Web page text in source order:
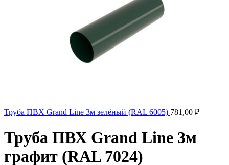
Труба ПВХ Grand Line 3м зелёный (RAL 6005) 781,00 ₽
Труба ПВХ Grand Line 3м
графит (RAL 7024)